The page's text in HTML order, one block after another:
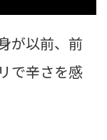
が以前、前
で辛さを感